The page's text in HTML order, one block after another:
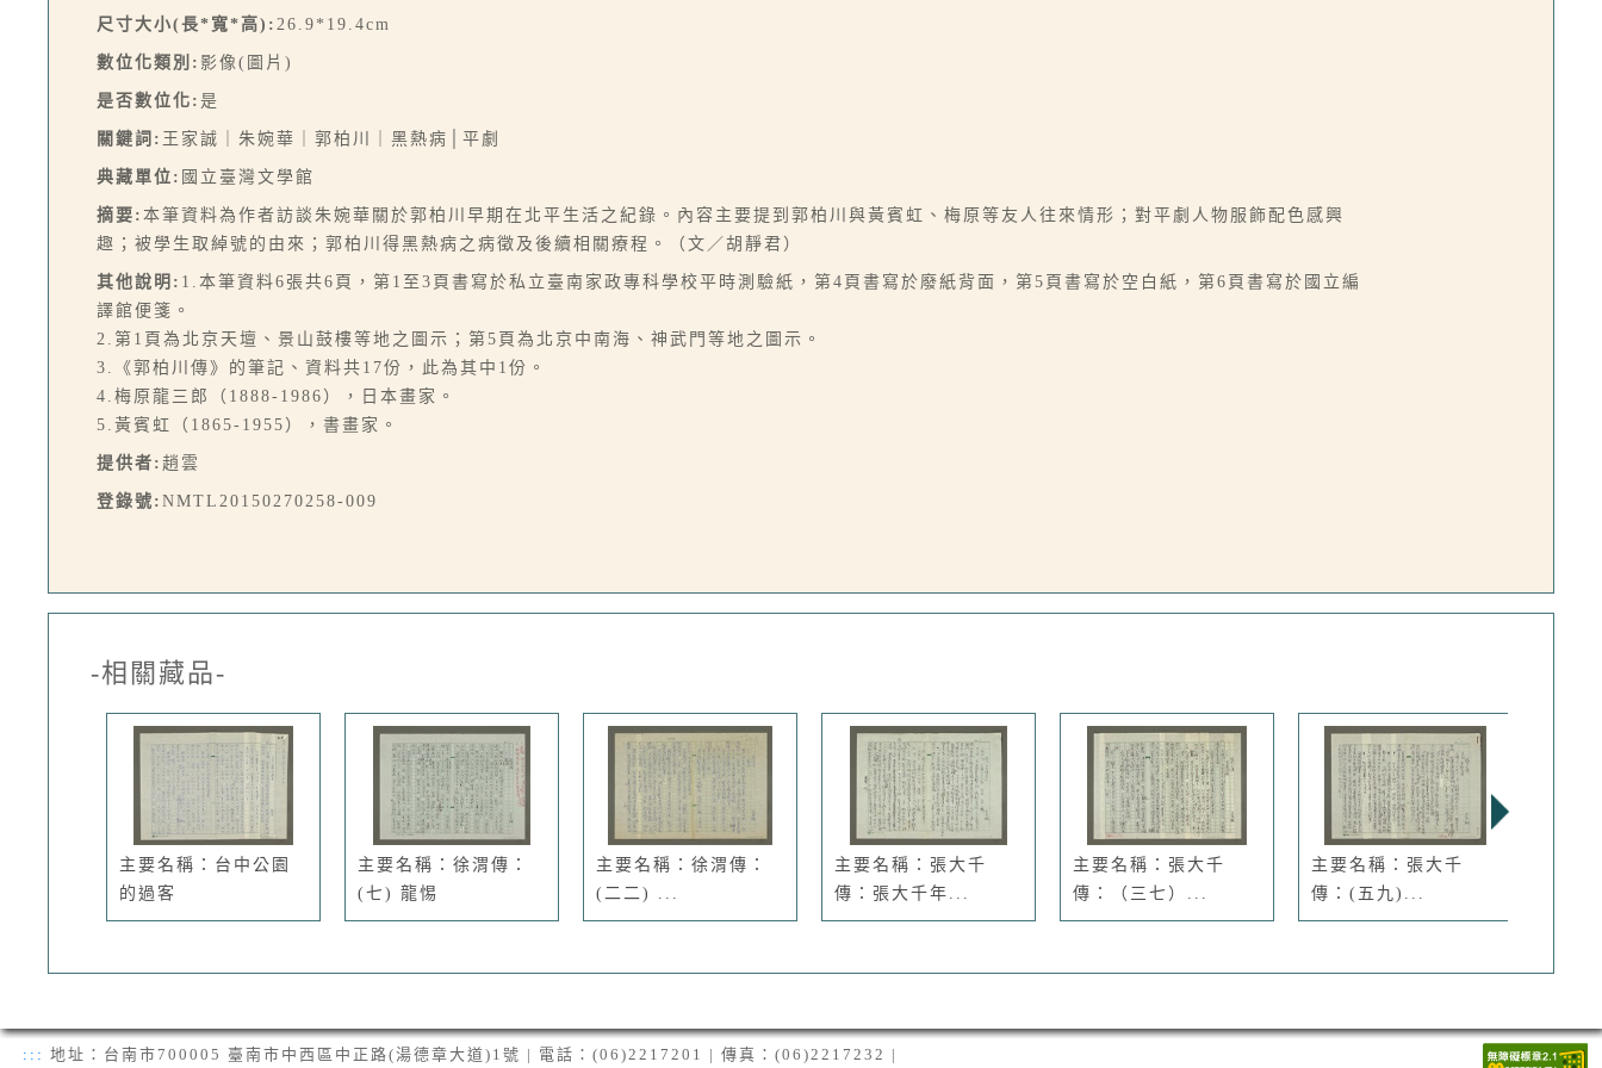
尺寸大小(長*寬*高): 26.9*19.4cm
數位化類別: 影像(圖片)
是否數位化: 是
關鍵詞: 王家誠｜朱婉華｜郭柏川｜黑熱病│平劇
典藏單位: 國立臺灣文學館
摘要: 本筆資料為作者訪談朱婉華關於郭柏川早期在北平生活之紀錄。內容主要提到郭柏川與黃賓虹、梅原等友人往來情形；對平劇人物服飾配色感興
趣；被學生取綽號的由來；郭柏川得黑熱病之病徵及後續相關療程。（文／胡靜君）
其他說明: 1.本筆資料6張共6頁，第1至3頁書寫於私立臺南家政專科學校平時測驗紙，第4頁書寫於廢紙背面，第5頁書寫於空白紙，第6頁書寫於國立編
譯館便箋。
2.第1頁為北京天壇、景山鼓樓等地之圖示；第5頁為北京中南海、神武門等地之圖示。
3.《郭柏川傳》的筆記、資料共17份，此為其中1份。
4.梅原龍三郎（1888-1986），日本畫家。
5.黃賓虹（1865-1955），書畫家。
提供者: 趙雲
登錄號: NMTL20150270258-009
-相關藏品-
主要名稱：台中公園
的過客
主要名稱：徐渭傳：
(七) 龍惕
主要名稱：徐渭傳：
(二二) ...
主要名稱：張大千
傳：張大千年...
主要名稱：張大千
傳：（三七）...
主要名稱：張大千
傳：(五九)...
::: 地址：台南市700005 臺南市中西區中正路(湯德章大道)1號 | 電話：(06)2217201 | 傳真：(06)2217232 |